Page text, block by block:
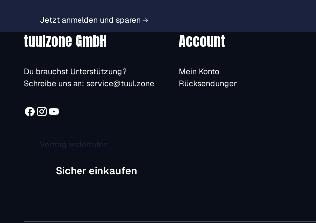
Jetzt anmelden und sparen
tuulzone GmbH
Du brauchst Unterstützung?
Schreibe uns an: service@tuul.zone
Vertrag widerrufen
Account
Mein Konto
Rücksendungen
Sicher einkaufen